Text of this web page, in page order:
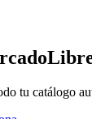
tu catálogo